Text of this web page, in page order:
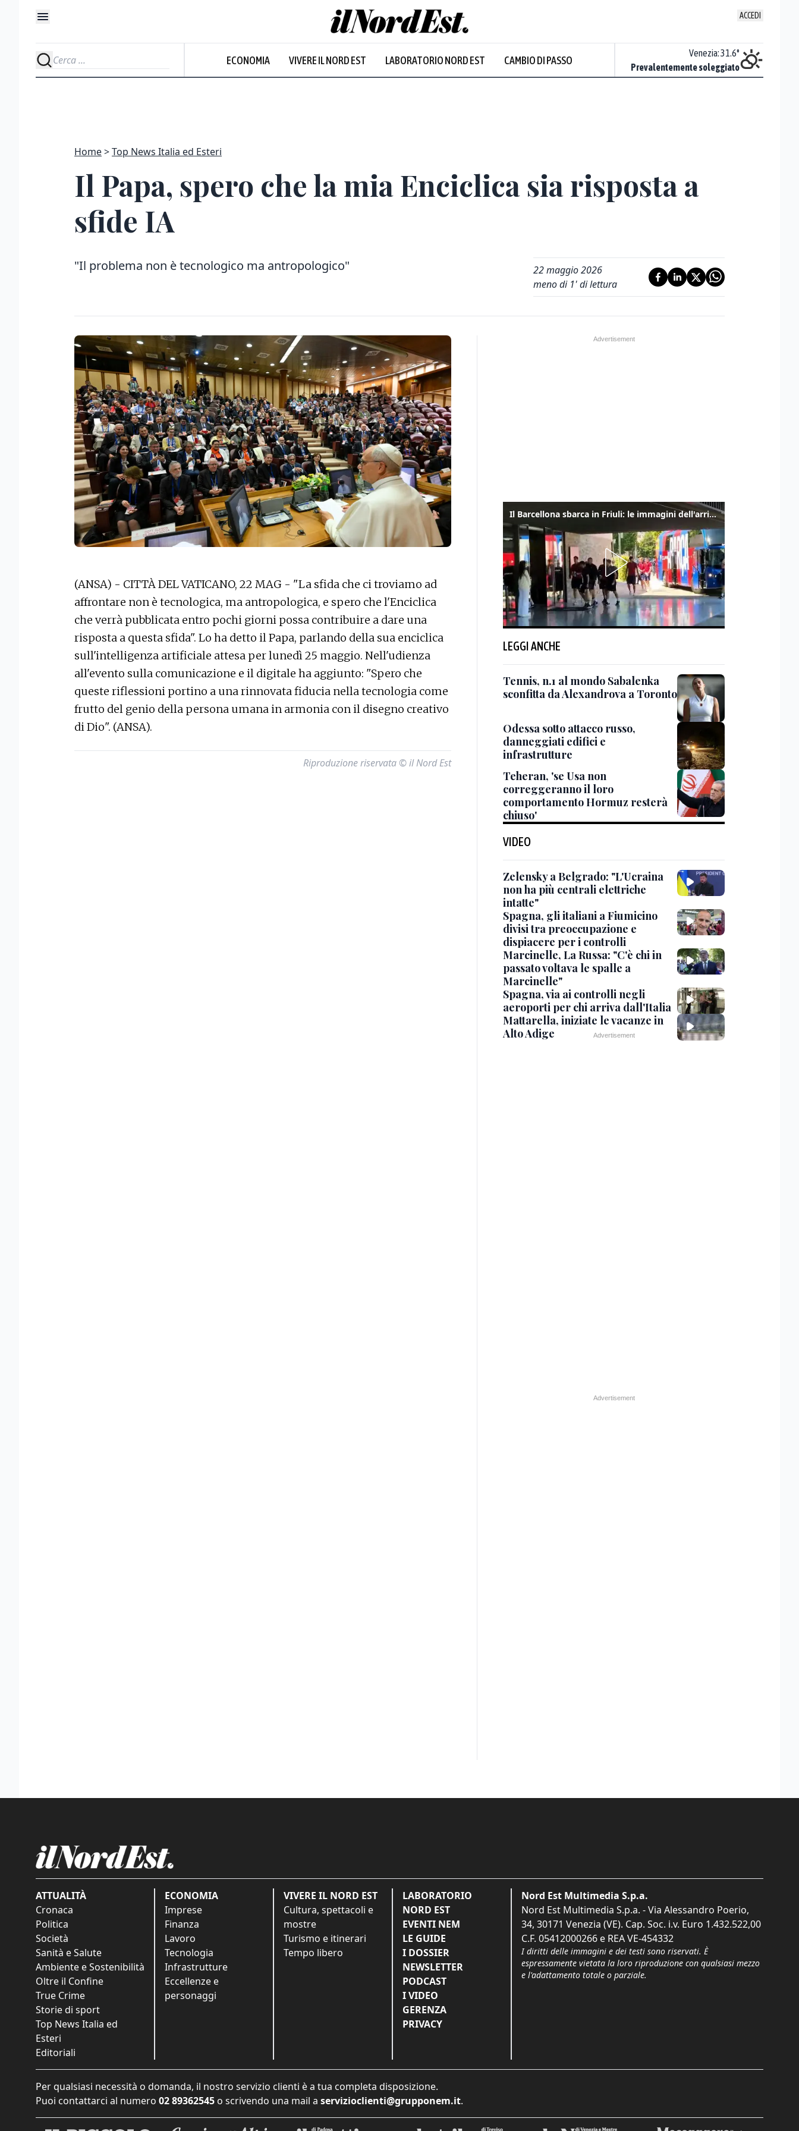
ACCEDI
ECONOMIA VIVERE IL NORD EST LABORATORIO NORD EST CAMBIO DI PASSO
Sereno
Venezia:31.6°
Prevalentemente soleggiato
Home Top News Italia ed Esteri
Il Papa, spero che la mia Enciclica sia risposta a
sfide IA
"Il problema non è tecnologico ma antropologico"
22 maggio 2026
meno di 1' di lettura
(ANSA) - CITTÀ DEL VATICANO, 22 MAG - "La sfida che ci troviamo ad
affrontare non è tecnologica, ma antropologica, e spero che l'Enciclica
che verrà pubblicata entro pochi giorni possa contribuire a dare una
risposta a questa sfida". Lo ha detto il Papa, parlando della sua enciclica
sull'intelligenza artificiale attesa per lunedì 25 maggio. Nell'udienza
all'evento sulla comunicazione e il digitale ha aggiunto: "Spero che
queste riflessioni portino a una rinnovata fiducia nella tecnologia come
frutto del genio della persona umana in armonia con il disegno creativo
di Dio". (ANSA).
Riproduzione riservata © il Nord Est
Il Barcellona sbarca in Friuli: le immagini dell'arrivo in albergo
LEGGI ANCHE
Tennis, n.1 al mondo Sabalenka
sconfitta da Alexandrova a Toronto
Odessa sotto attacco russo,
danneggiati edifici e
infrastrutture
Teheran, 'se Usa non
correggeranno il loro
comportamento Hormuz resterà
chiuso'
VIDEO
Zelensky a Belgrado: "L'Ucraina
non ha più centrali elettriche
intatte"
Spagna, gli italiani a Fiumicino
divisi tra preoccupazione e
dispiacere per i controlli
Marcinelle, La Russa: "C'è chi in
passato voltava le spalle a
Marcinelle"
Spagna, via ai controlli negli
aeroporti per chi arriva dall'Italia
Mattarella, iniziate le vacanze in
Alto Adige
ATTUALITÀ
Cronaca
Politica
Società
Sanità e Salute
Ambiente e Sostenibilità
Oltre il Confine
True Crime
Storie di sport
Top News Italia ed
Esteri
Editoriali
ECONOMIA
Imprese
Finanza
Lavoro
Tecnologia
Infrastrutture
Eccellenze e
personaggi
VIVERE IL NORD EST
Cultura, spettacoli e
mostre
Turismo e itinerari
Tempo libero
LABORATORIO
NORD EST
EVENTI NEM
LE GUIDE
I DOSSIER
NEWSLETTER
PODCAST
I VIDEO
GERENZA
PRIVACY
Nord Est Multimedia S.p.a.
Nord Est Multimedia S.p.a. - Via Alessandro Poerio,
34, 30171 Venezia (VE). Cap. Soc. i.v. Euro 1.432.522,00
C.F. 05412000266 e REA VE-454332
I diritti delle immagini e dei testi sono riservati. È
espressamente vietata la loro riproduzione con qualsiasi mezzo
e l'adattamento totale o parziale.
Per qualsiasi necessità o domanda, il nostro servizio clienti è a tua completa disposizione.
Puoi contattarci al numero 02 89362545 o scrivendo una mail a servizioclienti@grupponem.it.